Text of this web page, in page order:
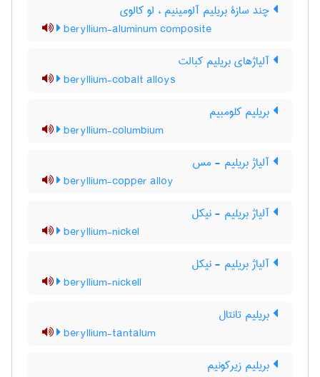
چند سازۀ بریلیم آلومینیم ، لو کالوی
beryllium-aluminum composite
آلیاژهای بریلیم کبالت
beryllium-cobalt alloys
بریلیم کلومبیم
beryllium-columbium
آلیاژ بریلیم - مس
beryllium-copper alloy
آلیاژ بریلیم - نیکل
beryllium-nickel
آلیاژ بریلیم - نیکل
beryllium-nickell
بریلیم تانتال
beryllium-tantalum
بریلیم زیرکونیم